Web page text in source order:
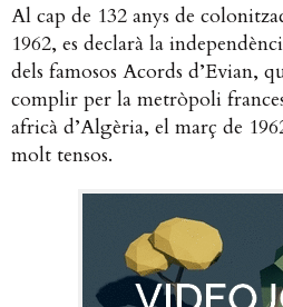
Al cap de 132 anys de
1962, es declarà la
dels famosos Acords d’Evian,
complir per la metròpoli
africà d’Algèria, el març de
molt tensos.